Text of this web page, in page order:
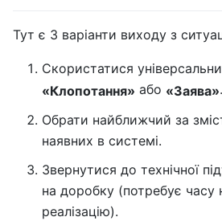
Тут є 3 варіанти виходу з
Скористатися
«Клопотання» або «Заява».
Обрати найближчий за
наявних в системі.
Звернутися до технічної
на доробку (потребує часу
реалізацію).